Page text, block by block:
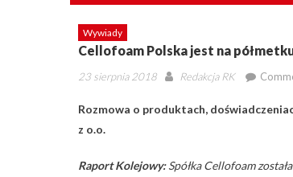
Wywiady
Cellofoam Polska jest na
Posted
23 sierpnia 2018 Author
Redakcja RK
Rozmowa o produktach,
z o.o.
Raport Kolejowy:Spółka Cellofoam